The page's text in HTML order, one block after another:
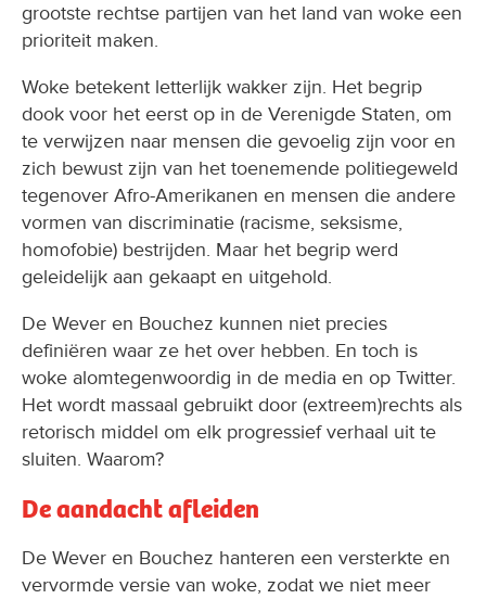
grootste rechtse partijen van het land van woke een
prioriteit maken.
Woke betekent letterlijk wakker zijn. Het begrip
dook voor het eerst op in de Verenigde Staten, om
te verwijzen naar mensen die gevoelig zijn voor en
zich bewust zijn van het toenemende politiegeweld
tegenover Afro-Amerikanen en mensen die andere
vormen van discriminatie (racisme, seksisme,
homofobie) bestrijden. Maar het begrip werd
geleidelijk aan gekaapt en uitgehold.
De Wever en Bouchez kunnen niet precies
definiëren waar ze het over hebben. En toch is
woke alomtegenwoordig in de media en op Twitter.
Het wordt massaal gebruikt door (extreem)rechts als
retorisch middel om elk progressief verhaal uit te
sluiten. Waarom?
De aandacht afleiden
De Wever en Bouchez hanteren een versterkte en
vervormde versie van woke, zodat we niet meer